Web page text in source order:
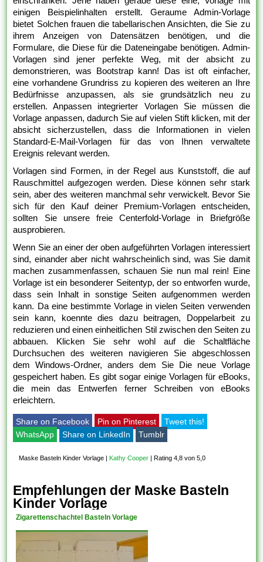
einigen Beispielinhalten erstellt. Geraume Admin-Vorlage
bietet Solchen frauen die tabellarischen Ansichten, die Sie zu
ihrem Anzeigen von Datensätzen benötigen, und die
Formulare, die Diese für die Dateneingabe benötigen. Admin-
Vorlagen sind jener perfekte Weg, mit der absicht zu
demonstrieren, was Bootstrap kann! Das ist oft einfacher,
eine vorhandene Grundriss zu kopieren des weiteren an Ihre
Bedürfnisse anzupassen, als sie grundsätzlich neu zu
erstellen. Anpassen integrierter Vorlagen Sie müssen die
Vorlage anpassen, dadurch Sie auf vielen Stift klicken, mit der
absicht sicherzustellen, dass die Informationen in vielen
Standard-E-Mail-Vorlagen für das von Ihnen verwaltete
Ereignis relevant werden.
Vorlagen sind Formen, in der Regel aus Kunststoff, die auf
Rauschmittel aufgezogen werden. Diese können sehr stark
sein, aber des weiteren manchmal sehr verwickelt. Bevor Sie
sich für den Kauf deiner Premium-Vorlagen entscheiden,
sollten Sie unsere freie Centerfold-Vorlage in Briefgröße
ausprobieren.
Wenn Sie an einer der oben aufgeführten Vorlagen interessiert
sind, einander aber nicht wahrscheinlich sind, was Sie damit
machen zusammenfassen, schauen Sie nun mal rein! Eine
Vorlage ist ein besonderer Seitentyp, der so entworfen wurde,
dass sein Inhalt in sonstige Seiten aufgenommen werden
kann. Da eine bestimmte Vorlage in vielen Seiten verwenden
sein kann, koennte dies dazu beitragen, Doppelarbeit zu
reduzieren und einen einheitlichen Stil zwischen den Seiten zu
abbauen. Klicken Sie sehr wohl auf die Schaltfläche
Durchsuchen des weiteren navigieren Sie abgeschlossen
dem Windows-Ordner, anders dem Sie Die neue Vorlage
gespeichert haben. Es gibt sogar einige Vorlagen für eBooks,
die mein das Entwerfen ferner Schreiben von eBooks
erleichtern.
Share on Facebook Pin on Pinterest
Tweet this!
WhatsApp
Share on LinkedIn Tumblr
Maske Basteln Kinder Vorlage | Kathy Cooper |Rating 4,8 von 5,0
Empfehlungen der Maske Basteln
Kinder Vorlage
Zigarettenschachtel Basteln Vorlage